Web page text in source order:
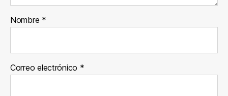
Nombre *
Correo electrónico *